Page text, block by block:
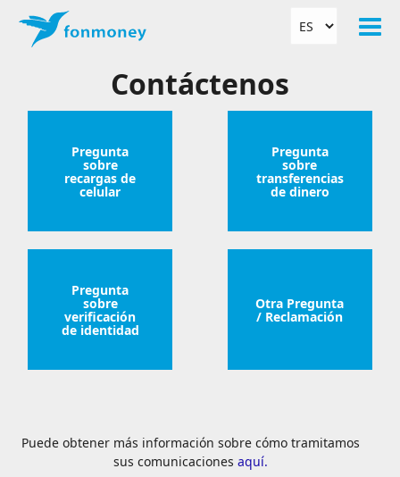
Contáctenos
Pregunta
sobre
recargas de
celular
Pregunta
sobre
transferencias
de dinero
Pregunta
sobre
verificación
de identidad
Otra Pregunta
/ Reclamación
Puede obtener más información sobre cómo tramitamos
sus comunicaciones aquí.